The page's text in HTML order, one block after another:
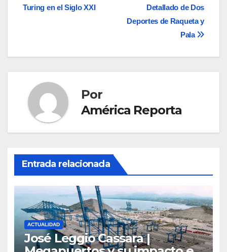
entradas
Detallado de Dos
Deportes de Raqueta y
Pala
Turing en el Siglo XXI
Por
América Reporta
Entrada relacionada
ACTUALIDAD
José Leggio Cassara |